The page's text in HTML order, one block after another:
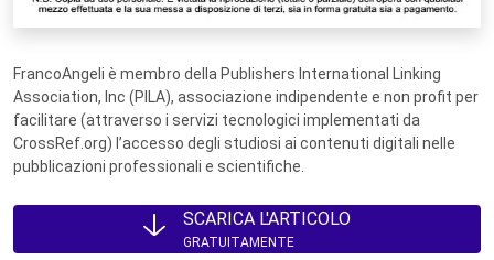
FrancoAngeli è membro della Publishers International Linking
Association, Inc (PILA), associazione indipendente e non profit per
facilitare (attraverso i servizi tecnologici implementati da
CrossRef.org) l’accesso degli studiosi ai contenuti digitali nelle
pubblicazioni professionali e scientifiche.
SCARICA L'ARTICOLO
GRATUITAMENTE